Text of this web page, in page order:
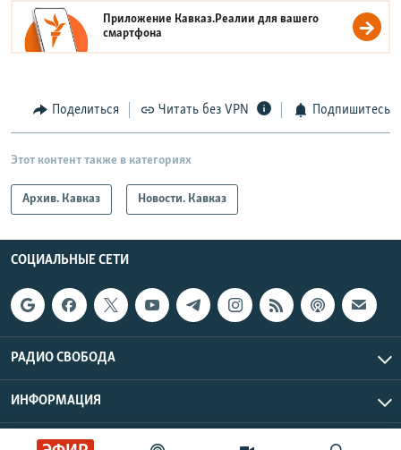
Приложение Кавказ.Реалии для вашего
смартфона
Поделиться Читать без VPN Подпишитесь
Этот контент также в категориях
Архив. Кавказ Новости. Кавказ
СОЦИАЛЬНЫЕ СЕТИ
РАДИО СВОБОДА
ИНФОРМАЦИЯ